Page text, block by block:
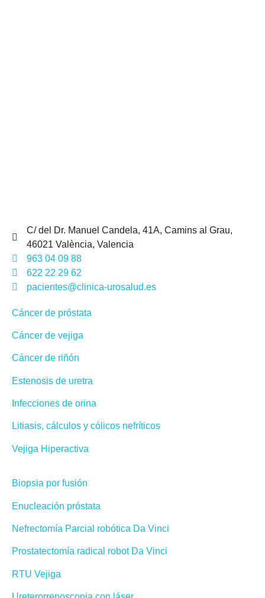
C/ del Dr. Manuel Candela, 41A, Camins al Grau,
46021 València, Valencia
963 04 09 88
622 22 29 62
pacientes@clinica-urosalud.es
Cáncer de próstata
Cáncer de vejiga
Cáncer de riñón
Estenosis de uretra
Infecciones de orina
Litiasis, cálculos y cólicos nefríticos
Vejiga Hiperactiva
Biopsia por fusión
Enucleación próstata
Nefrectomía Parcial robótica Da Vinci
Prostatectomía radical robot Da Vinci
RTU Vejiga